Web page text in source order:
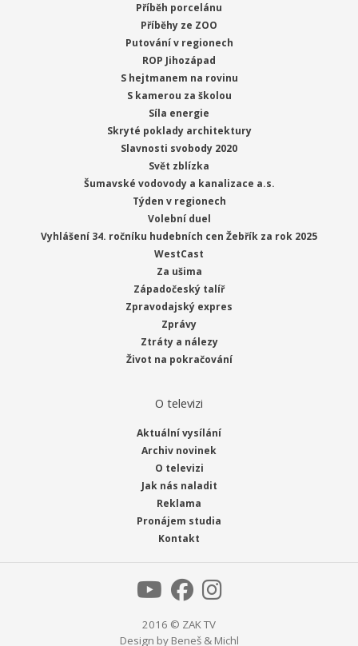
Příběh porcelánu
Příběhy ze ZOO
Putování v regionech
ROP Jihozápad
S hejtmanem na rovinu
S kamerou za školou
Síla energie
Skryté poklady architektury
Slavnosti svobody 2020
Svět zblízka
Šumavské vodovody a kanalizace a.s.
Týden v regionech
Volební duel
Vyhlášení 34. ročníku hudebních cen Žebřík za rok 2025
WestCast
Za ušima
Západočeský talíř
Zpravodajský expres
Zprávy
Ztráty a nálezy
Život na pokračování
O televizi
Aktuální vysílání
Archiv novinek
O televizi
Jak nás naladit
Reklama
Pronájem studia
Kontakt
2016 © ZAK TV
Design by Beneš & Michl